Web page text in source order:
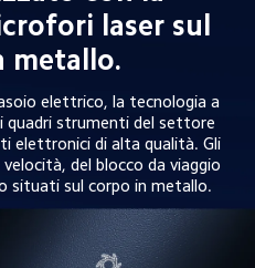
laser sul
metallo.
elettrico, la tecnologia a
quadri strumenti del settore
elettronici di alta qualità. Gli
del blocco da viaggio
situati sul corpo in metallo.